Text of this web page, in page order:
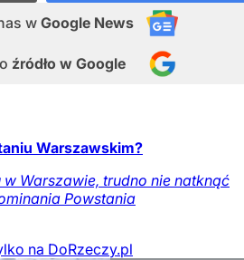
w Google News
źródło w Google
Warszawskim?
Warszawie, trudno nie natknąć
Powstania
na DoRzeczy.pl